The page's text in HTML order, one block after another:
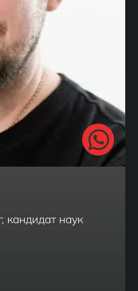
кандидат наук